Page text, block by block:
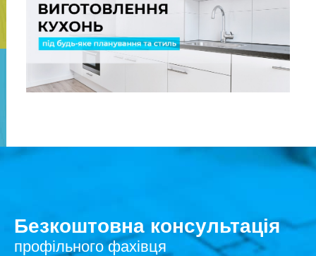
Безкоштовна консультація
профільного фахівця